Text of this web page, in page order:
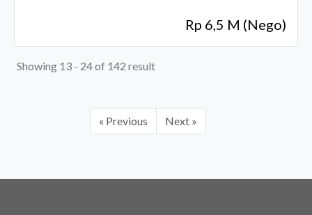
Rp 6,5 M (Nego)
Showing 13 - 24 of 142 result
« Previous Next »